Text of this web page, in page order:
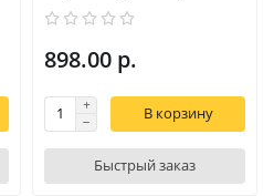
898.00 р.
В корзину
Быстрый заказ